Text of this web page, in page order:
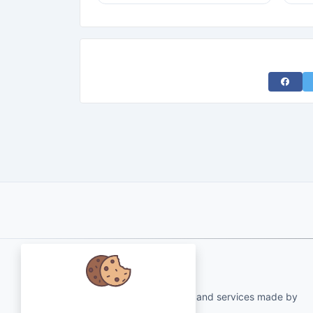
Share
About Us
qartvelo.com free online tools and services made by